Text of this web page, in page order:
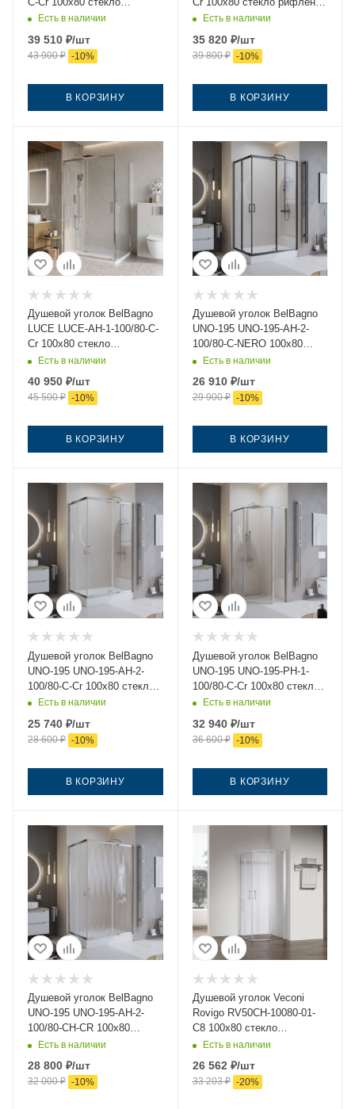
прозрачное профиль хром
Есть в наличии
39 510 ₽/шт
43 900₽ -10%
В КОРЗИНУ
профиль хром без поддона
Есть в наличии
35 820₽/шт
39 800₽ -10%
В КОРЗИНУ
Душевой уголок BelBagno
LUCE LUCE-AH-1-100/80-C-
Cr 100х80 стекло
прозрачное профиль хром
без поддона
Есть в наличии
40 950 ₽/шт
45 500₽ -10%
В КОРЗИНУ
Душевой уголок BelBagno
UNO-195 UNO-195-AH-2-
100/80-C-NERO 100х80
стекло прозрачное
профиль черный без
поддона
Есть в наличии
26 910₽/шт
29 900₽ -10%
В КОРЗИНУ
Душевой уголок BelBagno
UNO-195 UNO-195-AH-2-
100/80-C-Cr 100х80 стекло
прозрачное профиль хром
Есть в наличии
25 740 ₽/шт
28 600₽ -10%
В КОРЗИНУ
Душевой уголок BelBagno
UNO-195 UNO-195-PH-1-
100/80-C-Cr 100х80 стекло
прозрачное профиль хром
Есть в наличии
32 940₽/шт
36 600₽ -10%
В КОРЗИНУ
Душевой уголок BelBagno
UNO-195 UNO-195-AH-2-
100/80-CH-CR 100х80
стекло шиншилла профиль
хром без поддона
Есть в наличии
28 800 ₽/шт
32 000₽ -10%
Душевой уголок Veconi
Rovigo RV50CH-10080-01-
C8 100х80 стекло
прозрачное профиль хром
без поддона
Есть в наличии
26 562 ₽/шт
33 203₽ -20%